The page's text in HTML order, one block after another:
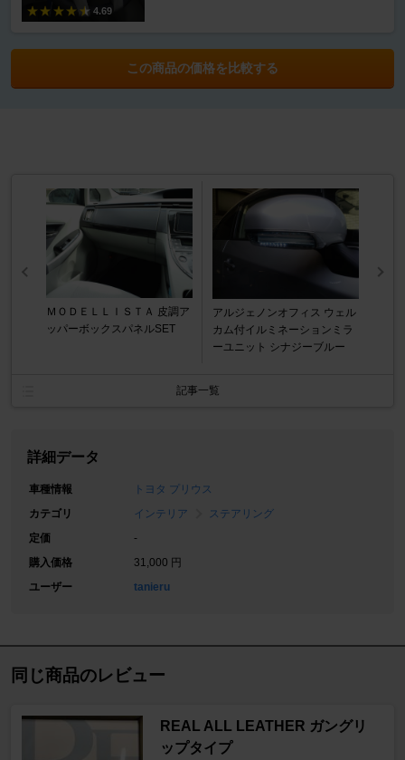
4.69
この商品の価格を比較する
ＭＯＤＥＬＬＩＳＴＡ 皮調ア
ッパーボックスパネルSET
アルジェノンオフィス ウェル
カム付イルミネーションミラ
ーユニット シナジーブルー
記事一覧
詳細データ
車種情報
トヨタ プリウス
カテゴリ
インテリア
ステアリング
定価
-
購入価格
31,000 円
ユーザー
tanieru
同じ商品のレビュー
REAL ALL LEATHER ガングリ
ップタイプ